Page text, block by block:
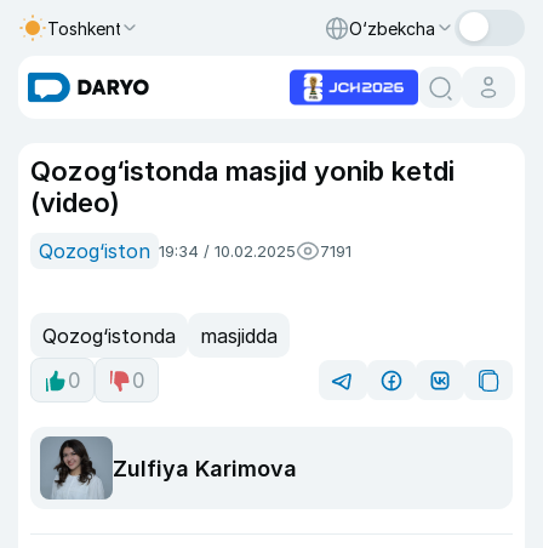
Toshkent O‘zbekcha
Qozog‘istonda masjid yonib ketdi
(video)
Qozog‘iston 19:34 / 10.02.2025 7191
Qozog‘istonda
masjidda
0
0
Zulfiya Karimova